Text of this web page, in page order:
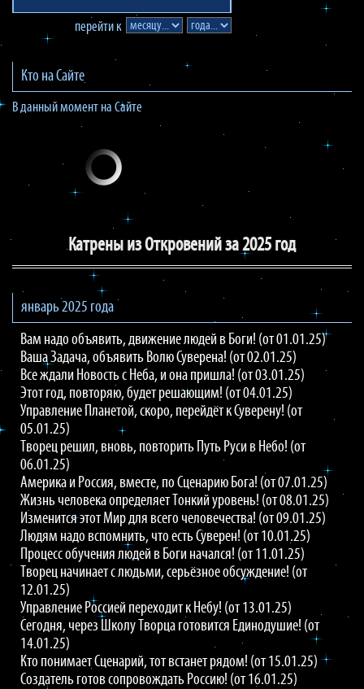
перейти к
Кто на Сайте
В данный момент на Сайте
Катрены из Откровений за 2025 год
январь 2025 года
Вам надо объявить, движение людей в Боги! (от 01.01.25)
Ваша Задача, объявить Волю Суверена! (от 02.01.25)
Все ждали Новость с Неба, и она пришла! (от 03.01.25)
Этот год, повторяю, будет решающим! (от 04.01.25)
Управление Планетой, скоро, перейдёт к Суверену! (от
05.01.25)
Творец решил, вновь, повторить Путь Руси в Небо! (от
06.01.25)
Америка и Россия, вместе, по Сценарию Бога! (от 07.01.25)
Жизнь человека определяет Тонкий уровень! (от 08.01.25)
Изменится этот Мир для всего человечества! (от 09.01.25)
Людям надо вспомнить, что есть Суверен! (от 10.01.25)
Процесс обучения людей в Боги начался! (от 11.01.25)
Творец начинает с людьми, серьёзное обсуждение! (от
12.01.25)
Управление Россией переходит к Небу! (от 13.01.25)
Сегодня, через Школу Творца готовится Единодушие! (от
14.01.25)
Кто понимает Сценарий, тот встанет рядом! (от 15.01.25)
Создатель готов сопровождать Россию! (от 16.01.25)